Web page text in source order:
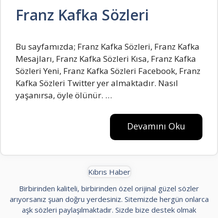
Franz Kafka Sözleri
Bu sayfamızda; Franz Kafka Sözleri, Franz Kafka
Mesajları, Franz Kafka Sözleri Kısa, Franz Kafka
Sözleri Yeni, Franz Kafka Sözleri Facebook, Franz
Kafka Sözleri Twitter yer almaktadır. Nasıl
yaşanırsa, öyle ölünür. …
Devamını Oku
Kıbrıs Haber
Birbirinden kaliteli, birbirinden özel orijinal güzel sözler
arıyorsanız şuan doğru yerdesiniz. Sitemizde hergün onlarca
aşk sözleri paylaşılmaktadır. Sizde bize destek olmak